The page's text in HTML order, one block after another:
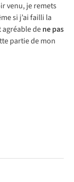
venu, je remets
si j’ai failli la
agréable dene pas
partie de mon